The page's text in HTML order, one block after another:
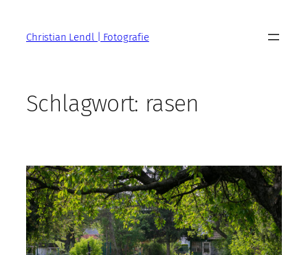
springenChristian Lendl | Fotografie
Schlagwort: rasen